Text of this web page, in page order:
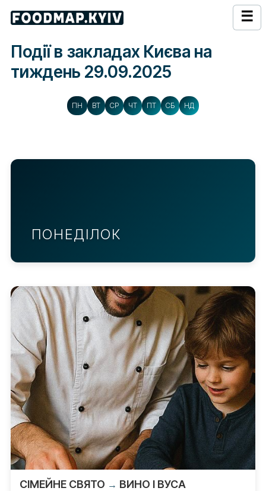
☰
Події в закладах Києва на
тиждень 29.09.2025
ПН ВТ СР ЧТ ПТ СБ НД
ПОНЕДІЛОК
СІМЕЙНЕ СВЯТО → ВИНО І ВУСА